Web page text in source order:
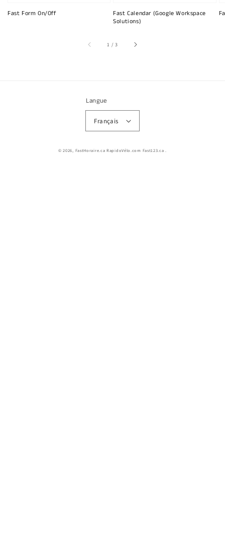
Fast Form On/Off
Fast Calendar (Google Workspace
Solutions)
1 /sur
3
Langue
Français
© 2026, FastHoraire.ca RapidoVélo.com Fast123.ca .